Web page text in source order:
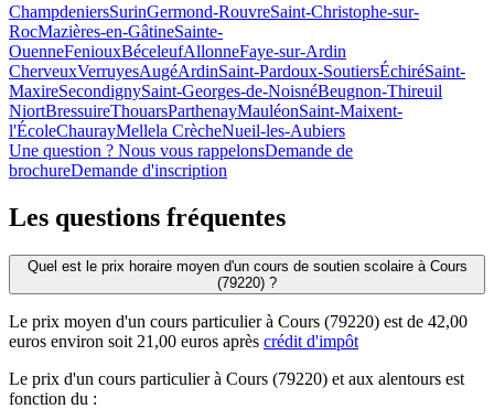
ChampdeniersSurinGermond-RouvreSaint-Christophe-sur-
RocMazières-en-GâtineSainte-
OuenneFeniouxBéceleufAllonneFaye-sur-Ardin
CherveuxVerruyesAugéArdinSaint-Pardoux-SoutiersÉchiréSaint-
MaxireSecondignySaint-Georges-de-NoisnéBeugnon-Thireuil
NiortBressuireThouarsParthenayMauléonSaint-Maixent-
l'ÉcoleChaurayMellela CrècheNueil-les-Aubiers
Une question ? Nous vous rappelonsDemande de
brochureDemande d'inscription
Les questions fréquentes
Quel est le prix horaire moyen d'un cours de soutien scolaire à Cours
(79220) ?
Le prix moyen d'un cours particulier à Cours (79220) est de 42,00
euros environ soit 21,00 euros après crédit d'impôt
Le prix d'un cours particulier à Cours (79220) et aux alentours est
fonction du :